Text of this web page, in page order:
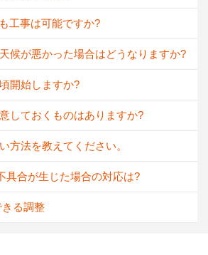
工事は可能ですか?
候が悪かった場合はどうなりますか?
開始しますか?
しておくものはありますか?
方法を教えてください。
具合が生じた場合の対応は?
きる調整